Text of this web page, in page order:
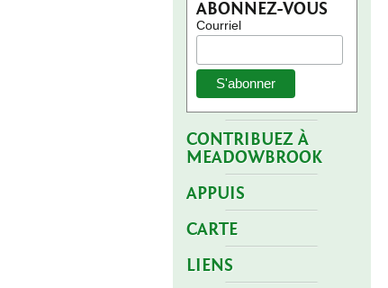
ABONNEZ-VOUS
Courriel
CONTRIBUEZ À
MEADOWBROOK
APPUIS
CARTE
LIENS